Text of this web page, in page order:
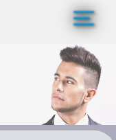
>